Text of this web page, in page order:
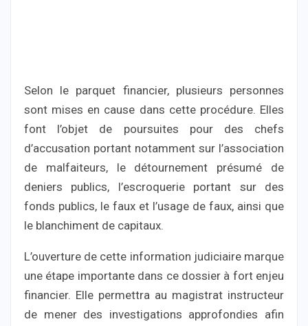
Selon le parquet financier, plusieurs personnes
sont mises en cause dans cette procédure. Elles
font l’objet de poursuites pour des chefs
d’accusation portant notamment sur l’association
de malfaiteurs, le détournement présumé de
deniers publics, l’escroquerie portant sur des
fonds publics, le faux et l’usage de faux, ainsi que
le blanchiment de capitaux.
L’ouverture de cette information judiciaire marque
une étape importante dans ce dossier à fort enjeu
financier. Elle permettra au magistrat instructeur
de mener des investigations approfondies afin